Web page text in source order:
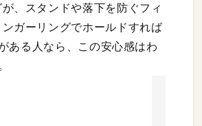
、スタンドや落下を防ぐフィ
ガーリングでホールドすれば
ある人なら、この安心感はわ